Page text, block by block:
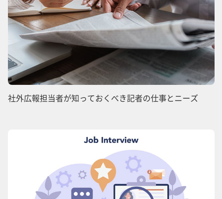
社外広報担当者が知っておくべき記者の仕事とニーズ